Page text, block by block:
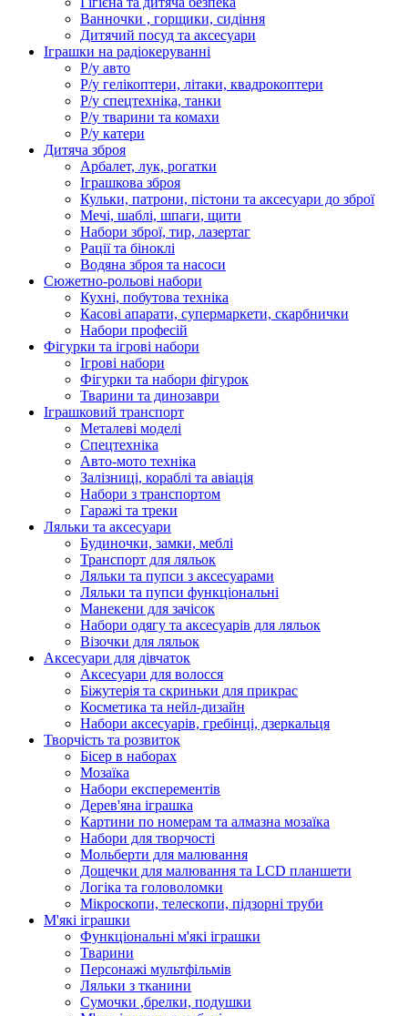
Ванночки , горщики, сидіння
Дитячий посуд та аксесуари
Іграшки на радіокеруванні
Р/у авто
Р/у гелікоптери, літаки, квадрокоптери
Р/у спецтехніка, танки
Р/у тварини та комахи
Р/у катери
Дитяча зброя
Арбалет, лук, рогатки
Іграшкова зброя
Кульки, патрони, пістони та аксесуари до зброї
Мечі, шаблі, шпаги, щити
Набори зброї, тир, лазертаг
Рації та біноклі
Водяна зброя та насоси
Сюжетно-рольові набори
Кухні, побутова техніка
Касові апарати, супермаркети, скарбнички
Набори професій
Фігурки та ігрові набори
Ігрові набори
Фігурки та набори фігурок
Тварини та динозаври
Іграшковий транспорт
Металеві моделі
Спецтехніка
Авто-мото техніка
Залізниці, кораблі та авіація
Набори з транспортом
Гаражі та треки
Ляльки та аксесуари
Будиночки, замки, меблі
Транспорт для ляльок
Ляльки та пупси з аксесуарами
Ляльки та пупси функціональні
Манекени для зачісок
Набори одягу та аксесуарів для ляльок
Візочки для ляльок
Аксесуари для дівчаток
Аксесуари для волосся
Біжутерія та скриньки для прикрас
Косметика та нейл-дизайн
Набори аксесуарів, гребінці, дзеркальця
Творчість та розвиток
Бісер в наборах
Мозаїка
Набори експерементів
Дерев'яна іграшка
Картини по номерам та алмазна мозаїка
Набори для творчості
Мольберти для малювання
Дощечки для малювання та LCD планшети
Логіка та головоломки
Мікроскопи, телескопи, підзорні труби
М'які іграшки
Функціональні м'які іграшки
Тварини
Персонажі мультфільмів
Ляльки з тканини
Сумочки ,брелки, подушки